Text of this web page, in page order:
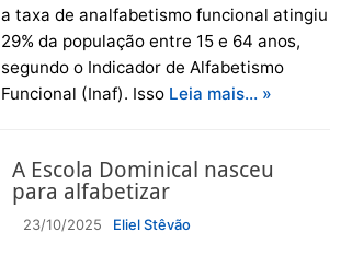
a taxa de analfabetismo funcional atingiu
29% da população entre 15 e 64 anos,
segundo o Indicador de Alfabetismo
Funcional (Inaf). Isso Leia mais… »
A Escola Dominical nasceu
para alfabetizar
23/10/2025 Eliel Stêvão